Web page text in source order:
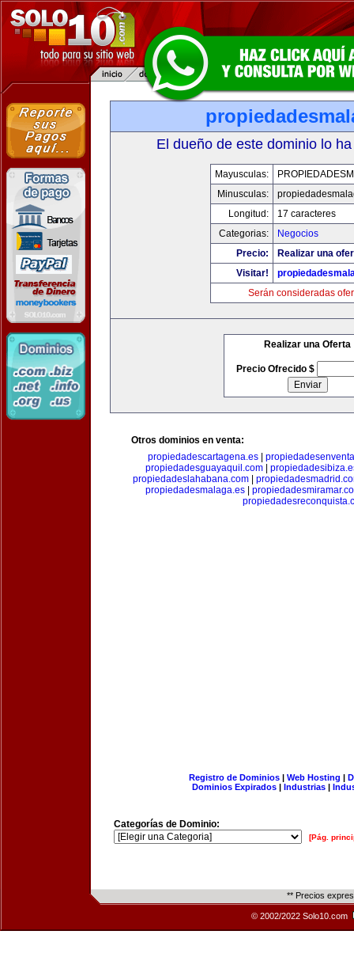
El dueño de este dominio lo
Mayusculas:
Minusculas:
Longitud:
17 caracteres
Categorias:
Negocios
Precio:
Realizar una
Visitar!
Serán consideradas
Realizar una Oferta
Precio Ofrecido $
Otros dominios en venta:
propiedadescartagena.es|
propiedadesguayaquil.com
propiedadeslahabana.com|
propiedadesmalaga.es|
Registro de Dominios| Web Hosting |
Dominios Expirados | Industrias |
Categorías de Dominio:
[Pág.
** Precios
© 2002/2022 Solo10.com